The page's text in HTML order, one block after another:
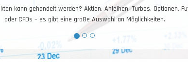
kann gehandelt werden? Aktien, Anleihen, Turbos, Optionen,
oder CFDs – es gibt eine große Auswahl an Möglichkeiten.